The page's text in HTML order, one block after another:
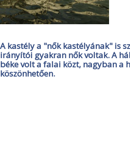
A kastély a "nők kastélyának" is
irányítói gyakran nők voltak. A
béke volt a falai közt, nagyban a
köszönhetően.